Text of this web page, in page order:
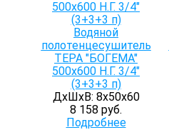
Водяной
полотенцесушитель
ТЕРА "БОГЕМА"
500х600 Н.Г. 3/4"
(3+3+3 п)
ДхШхВ: 8х50х60
8 158 руб.
Подробнее